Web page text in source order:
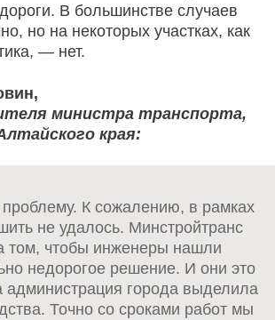
В большинстве случаев
но на некоторых участках, как
— нет.
министра транспорта,
края:
К сожалению, в рамках
не удалось. Минстройтранс
том, чтобы инженеры нашли
недорогое решение. И они это
администрация города выделила
Точно со сроками работ мы